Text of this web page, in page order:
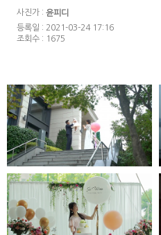
사진가 : 윤피디
등록일 : 2021-03-24 17:16
조회수 : 1675
반얀트리 페스타
인스타1분영상